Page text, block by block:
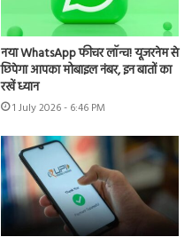
नया WhatsApp फीचर लॉन्च! यूजरनेम से
छिपेगा आपका मोबाइल नंबर, इन बातों का
रखें ध्यान
1 July 2026 - 6:46 PM